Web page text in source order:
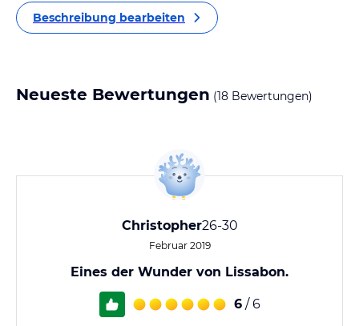
Beschreibung bearbeiten
Neueste Bewertungen (18 Bewertungen)
Christopher26-30
Februar 2019
Eines der Wunder von Lissabon.
6 / 6